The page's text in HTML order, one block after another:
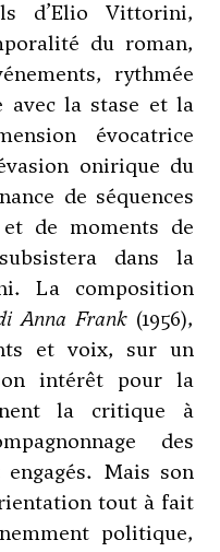
d’Elio Vittorini,
du roman,
rythmée
avec la stase et la
évocatrice
onirique du
de séquences
de moments de
dans la
La composition
Anna Frank (1956),
et voix, sur un
intérêt pour la
la critique à
des
Mais son
tout à fait
politique,